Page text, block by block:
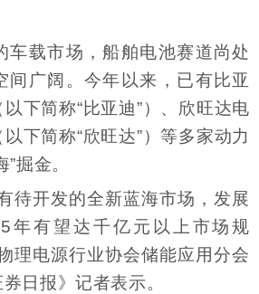
车载市场，船舶电池赛道尚处
间广阔。今年以来，已有比亚
下简称“比亚迪”）、欣旺达电
下简称“欣旺达”）等多家动力
掘金。
待开发的全新蓝海市场，发展
年有望达千亿元以上市场规
理电源行业协会储能应用分会
日报》记者表示。